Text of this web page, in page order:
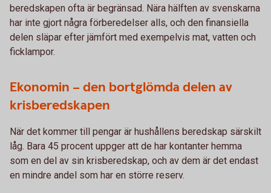
beredskapen ofta är begränsad. Nära hälften av svenskarna
har inte gjort några förberedelser alls, och den finansiella
delen släpar efter jämfört med exempelvis mat, vatten och
ficklampor.
Ekonomin – den bortglömda delen av
krisberedskapen
När det kommer till pengar är hushållens beredskap särskilt
låg. Bara 45 procent uppger att de har kontanter hemma
som en del av sin krisberedskap, och av dem är det endast
en mindre andel som har en större reserv.